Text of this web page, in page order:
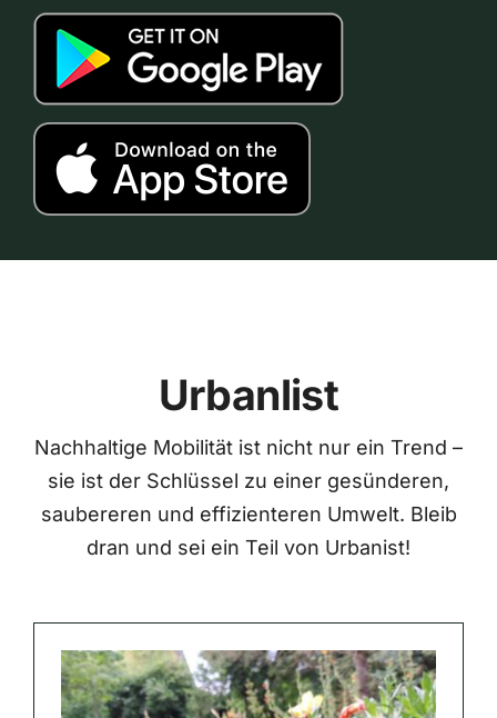
Urbanlist
Nachhaltige Mobilität ist nicht nur ein Trend –
sie ist der Schlüssel zu einer gesünderen,
saubereren und effizienteren Umwelt. Bleib
dran und sei ein Teil von Urbanist!